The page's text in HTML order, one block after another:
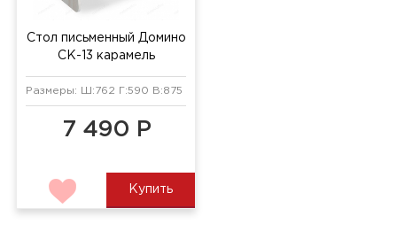
Стол письменный Домино
СК-13 карамель
Размеры: Ш:762 Г:590 В:875 мм
7 490 Р
Купить